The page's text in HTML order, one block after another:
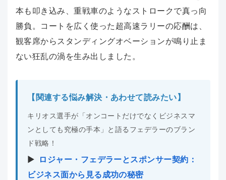
本も叩き込み、重戦車のようなストロークで真っ向
勝負。コートを広く使った超高速ラリーの応酬は、
観客席からスタンディングオベーションが鳴り止ま
ない狂乱の渦を生み出しました。
【関連する悩み解決・あわせて読みたい】
キリオス選手が「オンコートだけでなくビジネスマ
ンとしても究極の手本」と語るフェデラーのブラン
ド戦略！
▶︎ ロジャー・フェデラーとスポンサー契約：
ビジネス面から見る成功の秘密